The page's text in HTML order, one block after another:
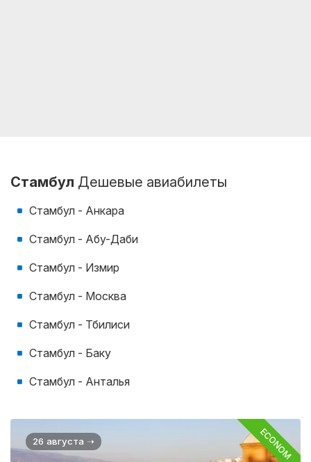
Стамбул Дешевые авиабилеты
Стамбул - Анкара
Стамбул - Абу-Даби
Стамбул - Измир
Стамбул - Москва
Стамбул - Тбилиси
Стамбул - Баку
Стамбул - Анталья
26 августа ➝ ECONOM